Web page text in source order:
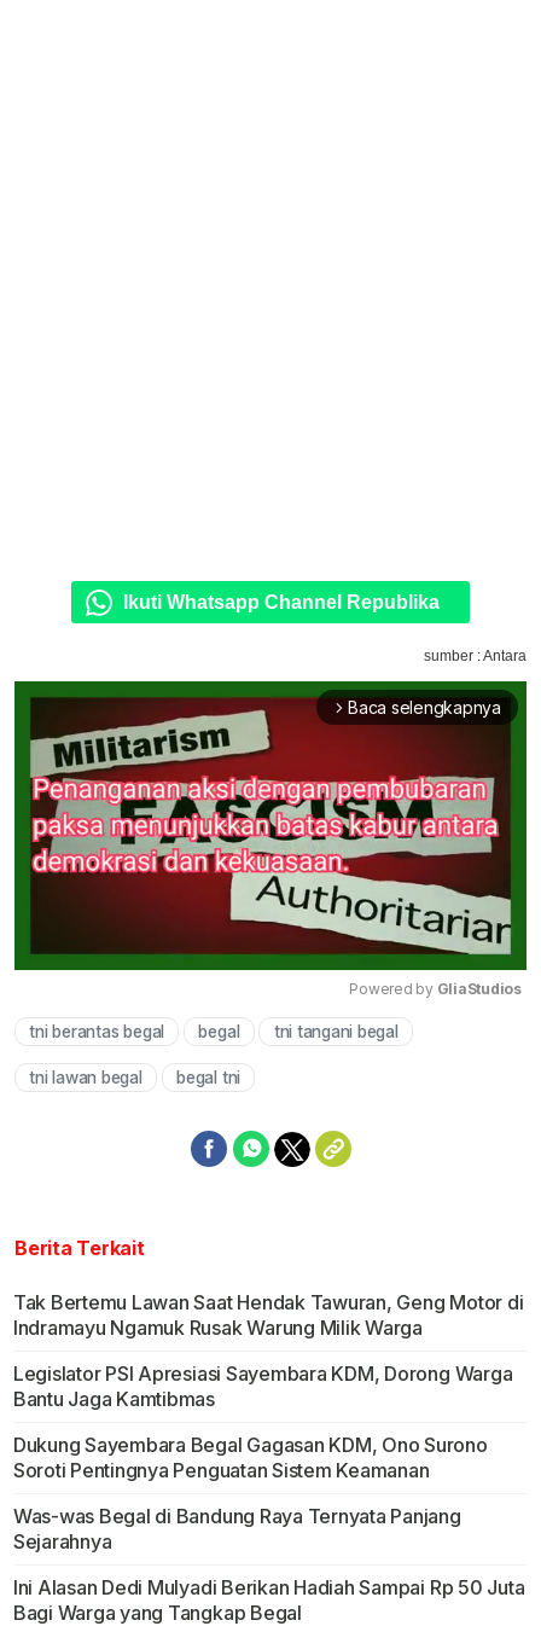
Ikuti Whatsapp Channel Republika
sumber : Antara
arrow_forward_ios Baca selengkapnya
Powered by GliaStudios
tni berantas begal begal tni tangani begal
tni lawan begal begal tni
Berita Terkait
Tak Bertemu Lawan Saat Hendak Tawuran, Geng Motor di
Indramayu Ngamuk Rusak Warung Milik Warga
Legislator PSI Apresiasi Sayembara KDM, Dorong Warga
Bantu Jaga Kamtibmas
Dukung Sayembara Begal Gagasan KDM, Ono Surono
Soroti Pentingnya Penguatan Sistem Keamanan
Was-was Begal di Bandung Raya Ternyata Panjang
Sejarahnya
Ini Alasan Dedi Mulyadi Berikan Hadiah Sampai Rp 50 Juta
Bagi Warga yang Tangkap Begal